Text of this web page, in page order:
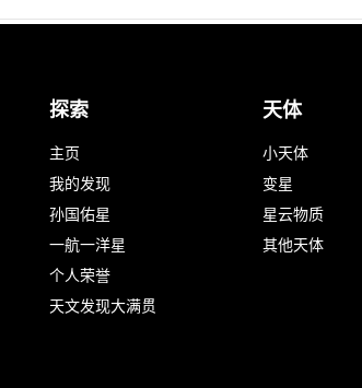
探索
主页
我的发现
孙国佑星
一航一洋星
个人荣誉
天文发现大满贯
天体
小天体
变星
星云物质
其他天体